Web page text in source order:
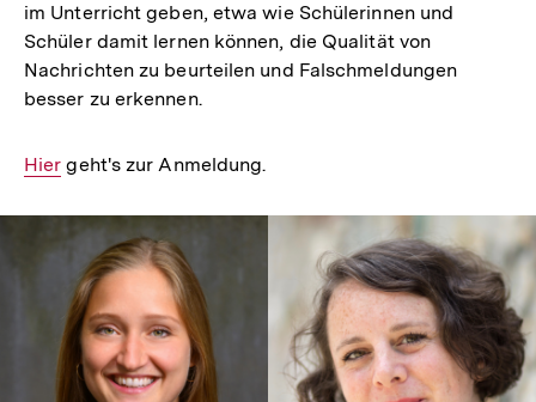
im Unterricht geben, etwa wie Schülerinnen und
Schüler damit lernen können, die Qualität von
Nachrichten zu beurteilen und Falschmeldungen
besser zu erkennen.
Interner
Hier geht's zur Anmeldung.